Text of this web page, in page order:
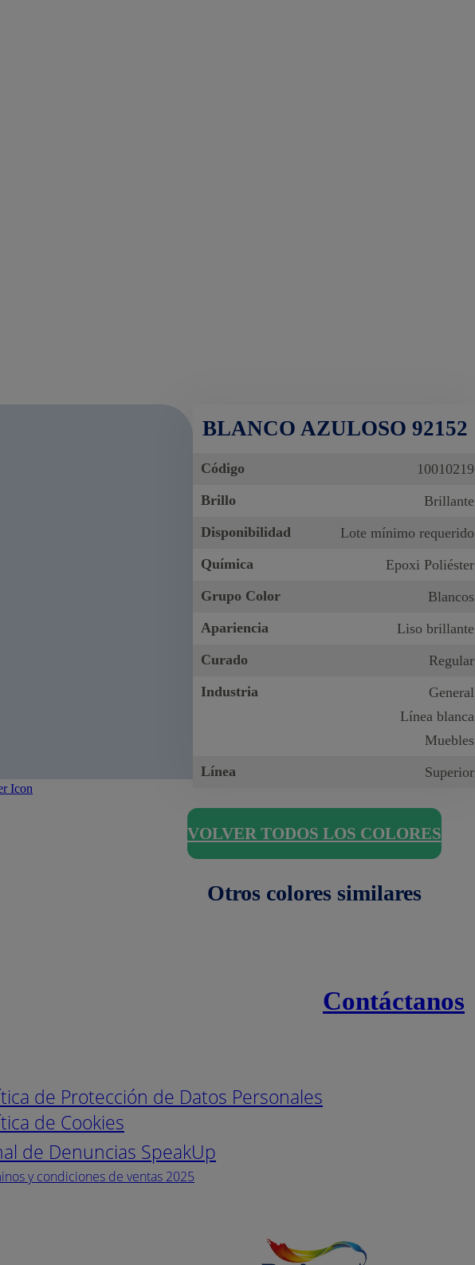
BLANCO AZULOSO 92152
Código
10010219
Brillo
Brillante
Disponibilidad
Lote mínimo requerido
Química
Epoxi Poliéster
Grupo Color
Blancos
Apariencia
Liso brillante
Curado
Regular
Industria
General
Línea blanca
Muebles
Línea
Superior
VOLVER TODOS LOS COLORES
Otros colores similares
de Protección de Datos Personales
de Cookies
de Denuncias SpeakUp
y condiciones de ventas 2025
Contáctanos